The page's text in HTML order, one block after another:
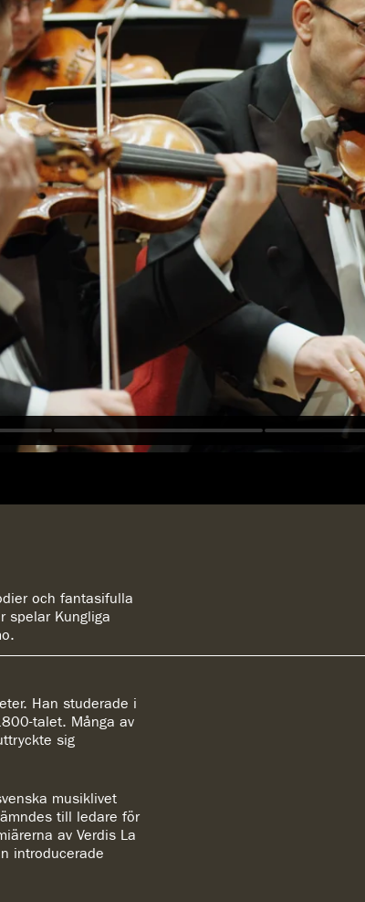
och fantasifulla
spelar Kungliga
Han studerade i
talet. Många av
sig
musiklivet
till ledare för
av Verdis La
introducerade